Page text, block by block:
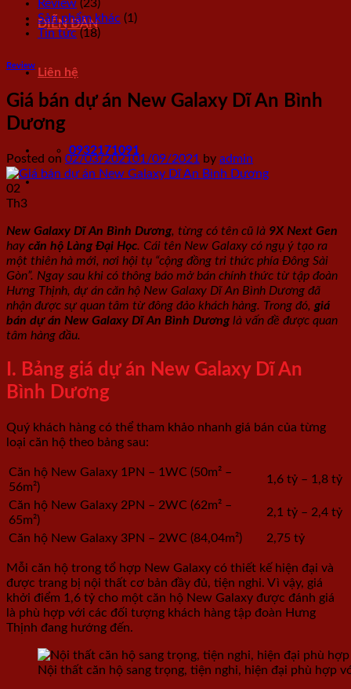
DIỄN ĐÀN
Liên hệ
0932171091
Review (23)
Sản phẩm khác (1)
Tin tức(18)
Review
Giá bán dự án New Galaxy Dĩ An Bình
Dương
Posted on 02/03/202101/09/2021 by admin
02
Th3
New Galaxy Dĩ An Bình Dương, từng có tên cũ là 9X Next Gen
hay căn hộ Làng Đại Học. Cái tên New Galaxy có ngụ ý tạo ra
một thiên hà mới, nơi hội tụ “cộng đồng tri thức phía Đông Sài
Gòn”. Ngay sau khi có thông báo mở bán chính thức từ tập đoàn
Hưng Thịnh, dự án căn hộ New Galaxy Dĩ An Bình Dương đã
nhận được sự quan tâm từ đông đảo khách hàng. Trong đó, giá
bán dự án New Galaxy Dĩ An Bình Dương là vấn đề được quan
tâm hàng đầu.
I. Bảng giá dự án New Galaxy Dĩ An
Bình Dương
Quý khách hàng có thể tham khảo nhanh giá bán của từng
loại căn hộ theo bảng sau:
Căn hộ New Galaxy 1PN – 1WC (50m² –
56m²)
1,6 tỷ – 1,8 tỷ
Căn hộ New Galaxy 2PN – 2WC (62m² –
65m²)
2,1 tỷ – 2,4 tỷ
Căn hộ New Galaxy 3PN – 2WC (84,04m²) 2,75 tỷ
Mỗi căn hộ trong tổ hợp New Galaxy có thiết kế hiện đại và
được trang bị nội thất cơ bản đầy đủ, tiện nghi. Vì vậy, giá
khởi điểm 1,6 tỷ cho một căn hộ New Galaxy được đánh giá
là phù hợp với các đối tượng khách hàng tập đoàn Hưng
Thịnh đang hướng đến.
Nội thất căn hộ sang trọng, tiện nghi, hiện đại phù hợp